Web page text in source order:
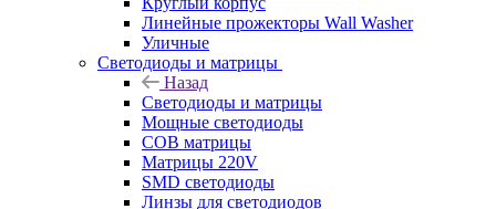
Линейные прожекторы Wall Washer
Уличные
Светодиоды и матрицы
Назад
Светодиоды и матрицы
Мощные светодиоды
COB матрицы
Матрицы 220V
SMD светодиоды
Линзы для светодиодов